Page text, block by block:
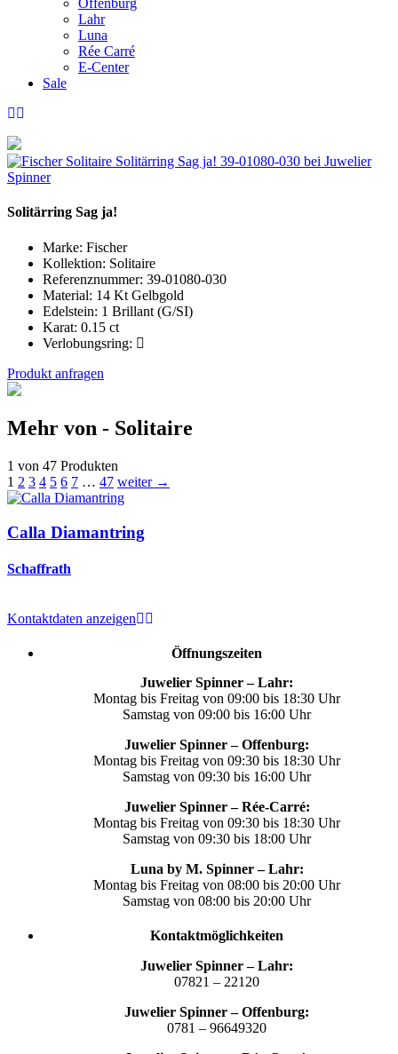
Offenburg
Lahr
Luna
Rée Carré
E-Center
Sale
Solitärring Sag ja!
Marke: Fischer
Kollektion: Solitaire
Referenznummer: 39-01080-030
Material: 14 Kt Gelbgold
Edelstein: 1 Brillant (G/SI)
Karat: 0.15 ct
Verlobungsring:
Produkt anfragen
Mehr von - Solitaire
1 von 47 Produkten
1 2 3 4 5 6 7 … 47 weiter →
Calla Diamantring
Schaffrath
Kontaktdaten anzeigen
Öffnungszeiten
Juwelier Spinner – Lahr:
Montag bis Freitag von 09:00 bis 18:30 Uhr
Samstag von 09:00 bis 16:00 Uhr
Juwelier Spinner – Offenburg:
Montag bis Freitag von 09:30 bis 18:30 Uhr
Samstag von 09:30 bis 16:00 Uhr
Juwelier Spinner – Rée-Carré:
Montag bis Freitag von 09:30 bis 18:30 Uhr
Samstag von 09:30 bis 18:00 Uhr
Luna by M. Spinner – Lahr:
Montag bis Freitag von 08:00 bis 20:00 Uhr
Samstag von 08:00 bis 20:00 Uhr
Kontaktmöglichkeiten
Juwelier Spinner – Lahr:
07821 – 22120
Juwelier Spinner – Offenburg:
0781 – 96649320